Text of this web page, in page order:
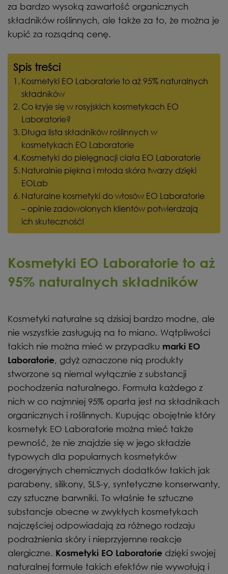
za bardzo wysoką zawartość organicznych
składników roślinnych, ale także za to, że można je
kupić za rozsądną cenę.
Spis treści
Kosmetyki EO Laboratorie to aż 95% naturalnych
składników
Co kryje się w rosyjskich kosmetykach EO
Laboratorie?
Długa lista składników roślinnych w
kosmetykach EO Laboratorie
Kosmetyki do pielęgnacji ciała EO Laboratorie
Naturalnie piękna i młoda skóra twarzy dzięki
EOLab
Naturalne kosmetyki do włosów EO Laboratorie
– opinie zadowolonych klientów potwierdzają
ich skuteczność!
Kosmetyki EO Laboratorie to aż
95% naturalnych składników
Kosmetyki naturalne są dzisiaj bardzo modne, ale
nie wszystkie zasługują na to miano. Wątpliwości
takich nie można mieć w przypadku marki EO
Laboratorie, gdyż oznaczone nią produkty
stworzone są niemal wyłącznie z substancji
pochodzenia naturalnego. Formuła każdego z
nich w co najmniej 95% oparta jest na składnikach
organicznych i roślinnych. Kupując obojętnie który
kosmetyk EO Laboratorie można mieć także
pewność, że nie znajdzie się w jego składzie
typowych dla popularnych kosmetyków
drogeryjnych chemicznych dodatków takich jak
parabeny, silikony, SLS-y, syntetyczne konserwanty,
czy sztuczne barwniki. To właśnie te sztuczne
substancje obecne w zwykłych kosmetykach
najczęściej odpowiadają za różnego rodzaju
podrażnienia skóry i nieprzyjemne reakcje
alergiczne. Kosmetyki EO Laboratorie dzięki swojej
naturalnej formule takich efektów nie wywołują i